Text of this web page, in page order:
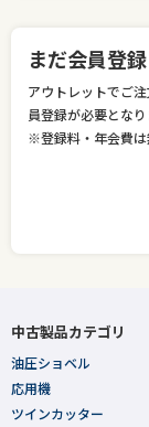
まだ会員登
アウトレットでご
員登録が必要となり
※登録料・年会費は
中古製品カテゴリ
油圧ショベル
応用機
ツインカッター